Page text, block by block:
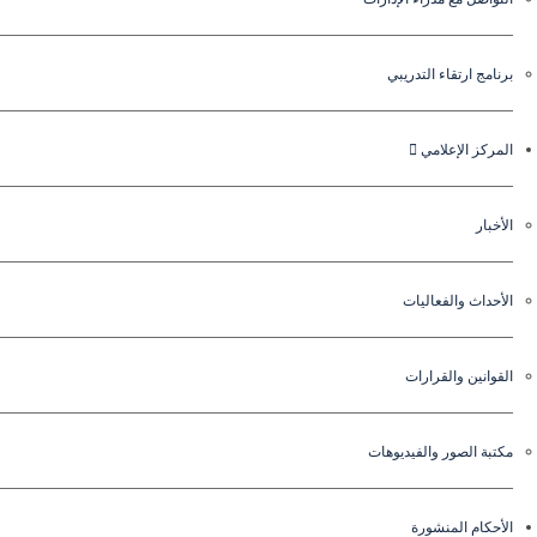
برنامج ارتقاء التدريبي
المركز الإعلامي
الأخبار
الأحداث والفعاليات
القوانين والقرارات
مكتبة الصور والفيديوهات
الأحكام المنشورة